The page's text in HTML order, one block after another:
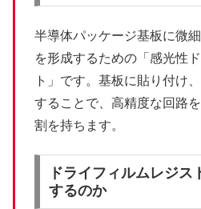
半導体パッケージ基板に微
を形成するための「感光性
ト」です。基板に貼り付け
することで、高精度な回路
割を持ちます。
ドライフィルムレジス
するのか